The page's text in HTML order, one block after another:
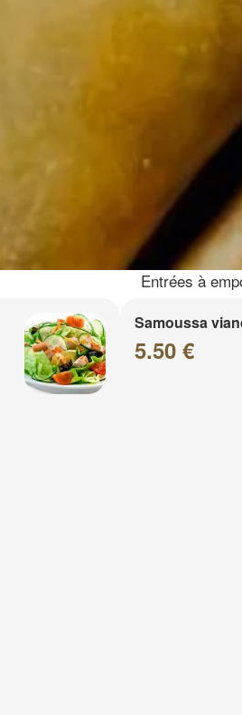
Entrées à
Samoussa
5.50 €